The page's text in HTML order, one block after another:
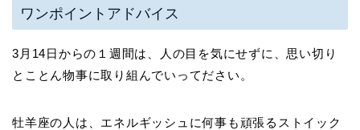
ワンポイントアドバイス
3月14日からの１週間は、人の目を気にせずに、思い切り
とことん物事に取り組んでいってださい。
牡羊座の人は、エネルギッシュに何事も頑張るストイック